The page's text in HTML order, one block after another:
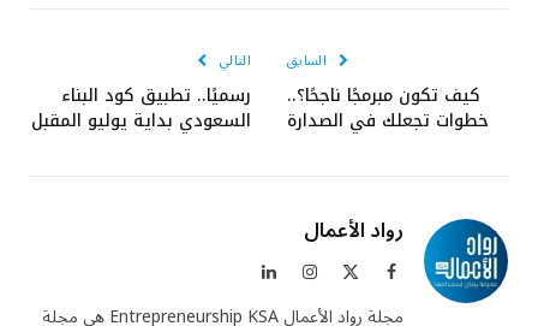
السابق
كيف تكون مبرمجًا ناجحًا؟..
خطوات تجعلك في الصدارة
التالي
رسميًا.. تطبيق كود البناء
السعودي بداية يوليو المقبل
رواد الأعمال
فيسبوك الانستغراملينكدإن
مجلة رواد الأعمال Entrepreneurship KSA هي مجلة